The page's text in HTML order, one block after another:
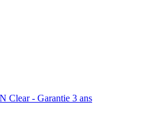
Clear - Garantie 3 ans